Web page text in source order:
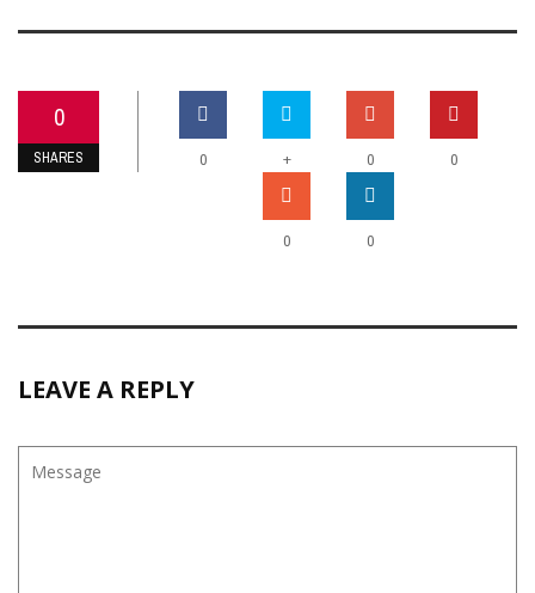
0
SHARES 0 + 0 0
0 0
LEAVE A REPLY